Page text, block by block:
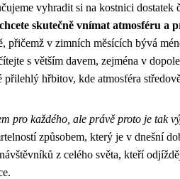
vyhradit si na kostnici dostatek
skutečně vnímat atmosféru a
přičemž v zimních měsících bývá
s větším davem, zejména v
přilehlý hřbitov, kde atmosféra
pro každého, ale právě proto je tak
způsobem, který je v dnešní
z celého světa, kteří